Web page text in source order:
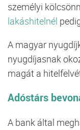
személyi
lakáshitelnél
A magyar
nyugdíjasnak
magát a
Adóstárs
A bank által